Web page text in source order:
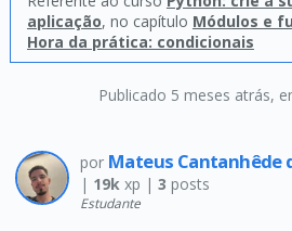
Publicado 5 meses atrás,
aplicação, no capítulo Módulos e
Hora da prática: condicionais
por Mateus Cantanhêde
| 19kxp | 3 posts
Estudante